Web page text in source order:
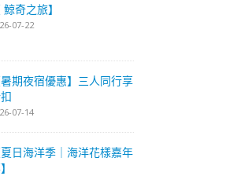
鯨奇之旅】
07-22
暑期夜宿優惠】三人同行享
07-14
夏日海洋季｜海洋花樣嘉年